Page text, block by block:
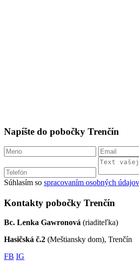
Napíšte do pobočky Trenčín
Súhlasím so spracovaním osobných údajov
Kontakty pobočky Trenčín
Bc. Lenka Gawronová (riaditeľka)
Hasičská č.2 (Meštiansky dom), Trenčín
FB IG